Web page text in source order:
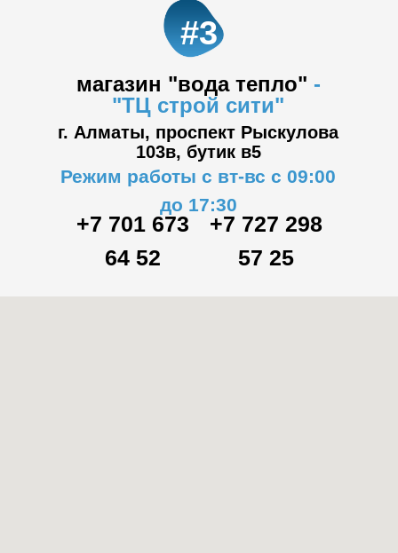
магазин "вода тепло" -
"ТЦ строй сити"
#3
г. Алматы, проспект Рыскулова
103в, бутик в5
Режим работы с вт-вс с 09:00
до 17:30
+7 701 673
64 52
+7 727 298
57 25